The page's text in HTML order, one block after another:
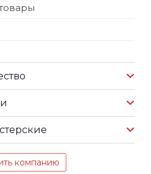
компанию